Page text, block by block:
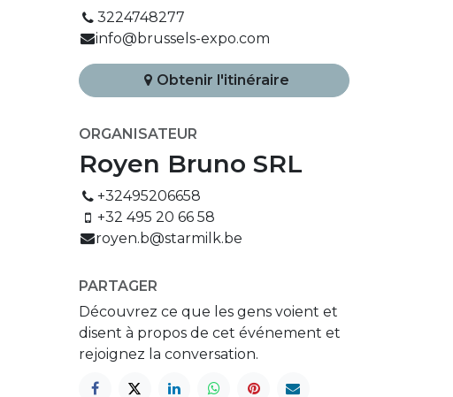
3224748277
info@brussels-expo.com
Obtenir l'itinéraire
ORGANISATEUR
Royen Bruno SRL
+32495206658
+32 495 20 66 58
royen.b@starmilk.be
PARTAGER
Découvrez ce que les gens voient et
disent à propos de cet événement et
rejoignez la conversation.